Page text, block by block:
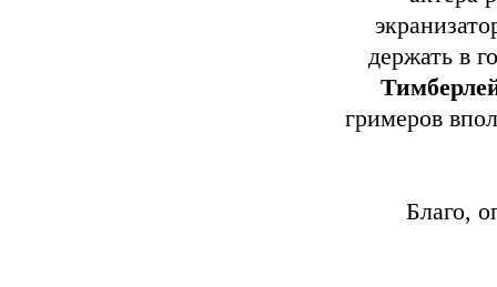
держать в
гримеров
Благо,